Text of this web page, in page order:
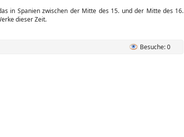
in Spanien zwischen der Mitte des 15. und der Mitte des 16.
dieser Zeit.
Besuche: 0